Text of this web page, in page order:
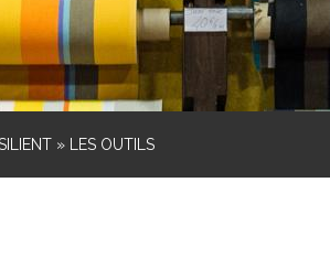
» LES OUTILS